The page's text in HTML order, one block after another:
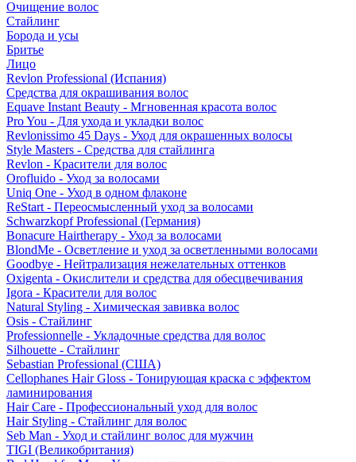
Очищение волос
Стайлинг
Борода и усы
Бритье
Лицо
Revlon Professional (Испания)
Средства для окрашивания волос
Equave Instant Beauty - Мгновенная красота волос
Pro You - Для ухода и укладки волос
Revlonissimo 45 Days - Уход для окрашенных волосы
Style Masters - Средства для стайлинга
Revlon - Красители для волос
Orofluido - Уход за волосами
Uniq One - Уход в одном флаконе
ReStart - Переосмысленный уход за волосами
Schwarzkopf Professional (Германия)
Bonacure Hairtherapy - Уход за волосами
BlondMe - Осветление и уход за осветленными волосами
Goodbye - Нейтрализация нежелательных оттенков
Oxigenta - Окислители и средства для обесцвечивания
Igora - Красители для волос
Natural Styling - Химическая завивка волос
Osis - Стайлинг
Professionnelle - Укладочные средства для волос
Silhouette - Стайлинг
Sebastian Professional (США)
Cellophanes Hair Gloss - Тонирующая краска с эффектом
ламинирования
Hair Care - Профессиональный уход для волос
Hair Styling - Стайлинг для волос
Seb Man - Уход и стайлинг волос для мужчин
TIGI (Великобритания)